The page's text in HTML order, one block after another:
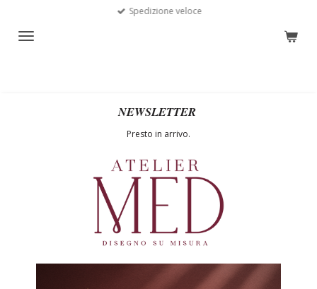
contenuto
Spedizione veloce
NEWSLETTER
Presto in arrivo.